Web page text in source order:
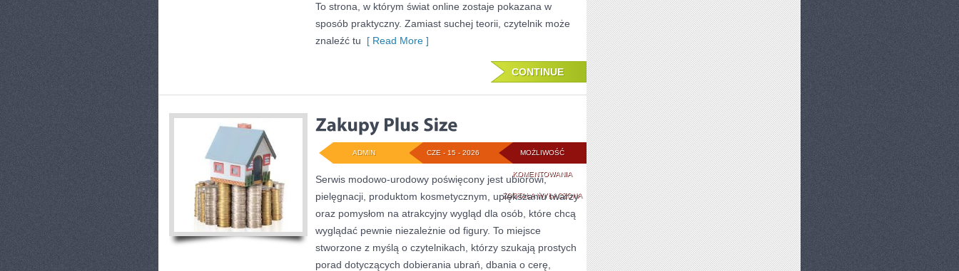
To strona, w którym świat online zostaje pokazana w
sposób praktyczny. Zamiast suchej teorii, czytelnik może
znaleźć tu [ Read More ]
CONTINUE
MOŻLIWOŚĆ
KOMENTOWANIAZAKUPY
PLUS
SIZE
ZOSTAŁA WYŁĄCZONA
CZE - 15 - 2026
ADMIN
Serwis modowo-urodowy poświęcony jest ubiorowi,
pielęgnacji, produktom kosmetycznym, upiększaniu twarzy
oraz pomysłom na atrakcyjny wygląd dla osób, które chcą
wyglądać pewnie niezależnie od figury. To miejsce
stworzone z myślą o czytelnikach, którzy szukają prostych
porad dotyczących dobierania ubrań, dbania o cerę,